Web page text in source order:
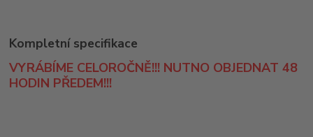
Kompletní specifikace
VYRÁBÍME CELOROČNĚ!!! NUTNO OBJEDNAT 48
HODIN PŘEDEM!!!